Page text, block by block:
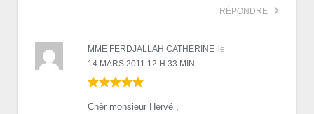
RÉPONDRE
MME FERDJALLAH CATHERINE le
14 MARS 2011 12 H 33 MIN
Chèr monsieur Hervé ,